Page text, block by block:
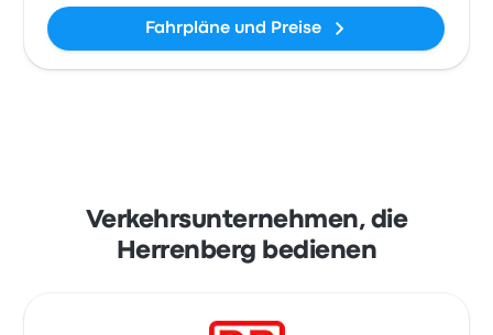
Fahrpläne und Preise
Verkehrsunternehmen, die
Herrenberg bedienen